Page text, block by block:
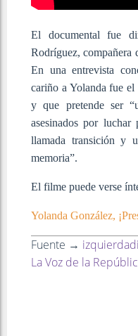
El documental fue
Rodríguez, compañera
En una entrevista
cariño a Yolanda fue
y que pretende ser
asesinados por
llamada transición y
memoria”.
El filme puede verse
Yolanda González,
Fuente →
La Voz de la